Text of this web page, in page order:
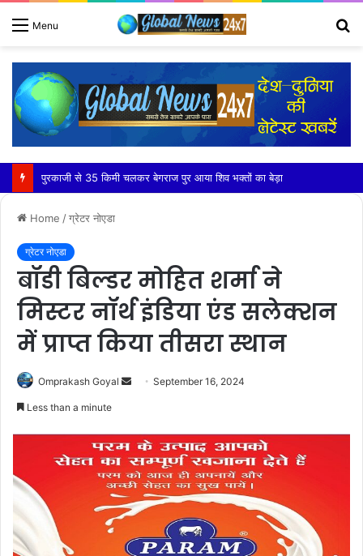
Menu
औरंगाबाद में अवैध कब्जे दारों से मुक्त कराई लगभग 25 बीधा सरकारी जमीन
Home /ग्रेटर नोएडा
ग्रेटर नोएडा
बॉडी बिल्डर मोहित शर्मा ने
मिस्टर नॉर्थ इंडिया एंड सलेक्शन
में प्राप्त किया तीसरा स्थान
Omprakash Goyal
Send September 16, 2024
Less than a minute